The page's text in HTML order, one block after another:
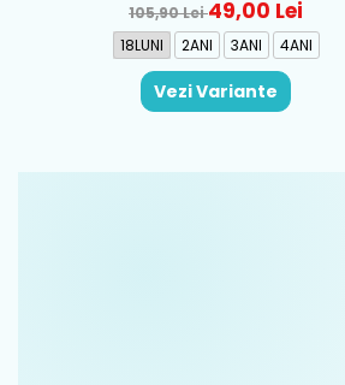
105,90 Lei49,00 Lei
18LUNI 2ANI 3ANI 4ANI
Vezi Variante